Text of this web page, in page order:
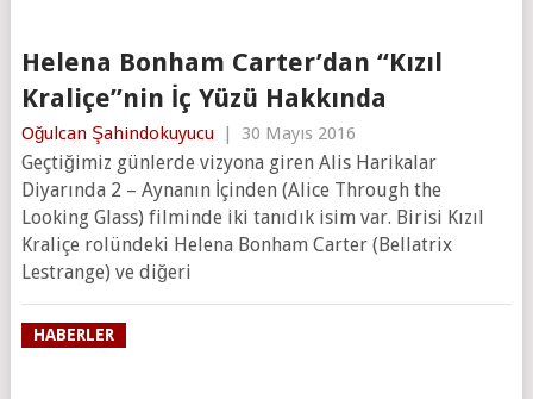
Helena Bonham Carter’dan “Kızıl
Kraliçe”nin İç Yüzü Hakkında
Oğulcan Şahindokuyucu | 30 Mayıs 2016
Geçtiğimiz günlerde vizyona giren Alis Harikalar
Diyarında 2 – Aynanın İçinden (Alice Through the
Looking Gl͏a͏s͏s) filminde iki tanıdık isim var. Birisi Kızıl
Kraliçe rolündeki Helena Bonham Carter (Bellatrix
Lestrange) ve diğeri
HABERLER